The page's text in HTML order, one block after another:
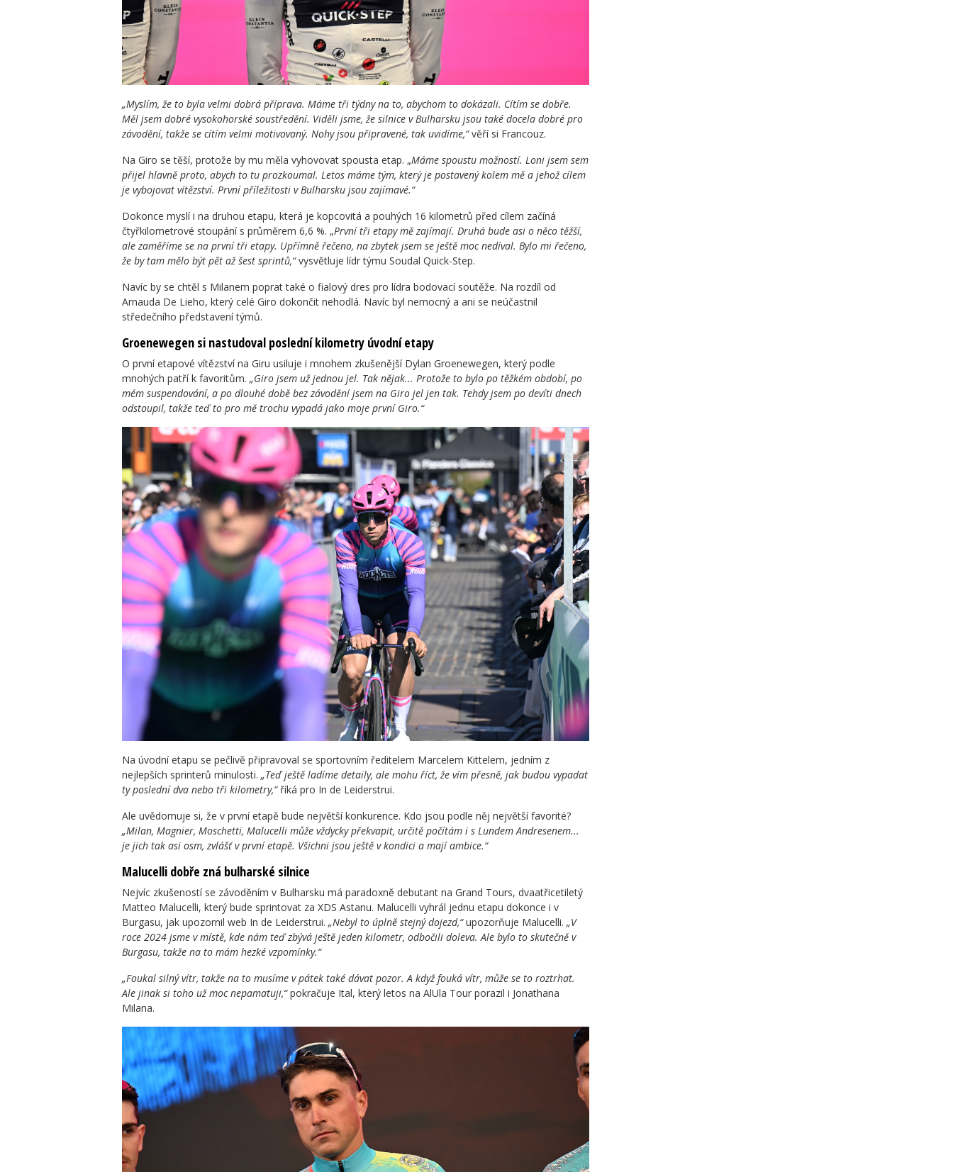
„Myslím, že to byla velmi dobrá příprava. Máme tři týdny na to, abychom to dokázali. Cítím se dobře.
Měl jsem dobré vysokohorské soustředění. Viděli jsme, že silnice v Bulharsku jsou také docela dobré pro
závodění, takže se cítím velmi motivovaný. Nohy jsou připravené, tak uvidíme,“věří si Francouz.
Na Giro se těší, protože by mu měla vyhovovat spousta etap. „Máme spoustu možností. Loni jsem sem
přijel hlavně proto, abych to tu prozkoumal. Letos máme tým, který je postavený kolem mě a jehož cílem
je vybojovat vítězství. První příležitosti v Bulharsku jsou zajímavé.“
Dokonce myslí i na druhou etapu, která je kopcovitá a pouhých 16 kilometrů před cílem začíná
čtyřkilometrové stoupání s průměrem 6,6 %. „První tři etapy mě zajímají. Druhá bude asi o něco těžší,
ale zaměříme se na první tři etapy. Upřímně řečeno, na zbytek jsem se ještě moc nedíval. Bylo mi řečeno,
že by tam mělo být pět až šest sprintů,“vysvětluje lídr týmu Soudal Quick-Step.
Navíc by se chtěl s Milanem poprat také o fialový dres pro lídra bodovací soutěže. Na rozdíl od
Arnauda De Lieho, který celé Giro dokončit nehodlá. Navíc byl nemocný a ani se neúčastnil
středečního představení týmů.
Groenewegen si nastudoval poslední kilometry úvodní etapy
O první etapové vítězství na Giru usiluje i mnohem zkušenější Dylan Groenewegen, který podle
mnohých patří k favoritům. „Giro jsem už jednou jel. Tak nějak... Protože to bylo po těžkém období, po
mém suspendování, a po dlouhé době bez závodění jsem na Giro jel jen tak. Tehdy jsem po devíti dnech
odstoupil, takže teď to pro mě trochu vypadá jako moje první Giro.“
Na úvodní etapu se pečlivě připravoval se sportovním ředitelem Marcelem Kittelem, jedním z
nejlepších sprinterů minulosti. „Teď ještě ladíme detaily, ale mohu říct, že vím přesně, jak budou vypadat
ty poslední dva nebo tři kilometry,“říká pro In de Leiderstrui.
Ale uvědomuje si, že v první etapě bude největší konkurence. Kdo jsou podle něj největší favorité?
„Milan, Magnier, Moschetti, Malucelli může vždycky překvapit, určitě počítám i s Lundem Andresenem...
je jich tak asi osm, zvlášť v první etapě. Všichni jsou ještě v kondici a mají ambice.“
Malucelli dobře zná bulharské silnice
Nejvíc zkušeností se závoděním v Bulharsku má paradoxně debutant na Grand Tours, dvaatřicetiletý
Matteo Malucelli, který bude sprintovat za XDS Astanu. Malucelli vyhrál jednu etapu dokonce i v
Burgasu, jak upozornil web In de Leiderstrui. „Nebyl to úplně stejný dojezd,“upozorňuje Malucelli. „V
roce 2024 jsme v místě, kde nám teď zbývá ještě jeden kilometr, odbočili doleva. Ale bylo to skutečně v
Burgasu, takže na to mám hezké vzpomínky.“
„Foukal silný vítr, takže na to musíme v pátek také dávat pozor. A když fouká vítr, může se to roztrhat.
Ale jinak si toho už moc nepamatuji,“pokračuje Ital, který letos na AlUla Tour porazil i Jonathana
Milana.